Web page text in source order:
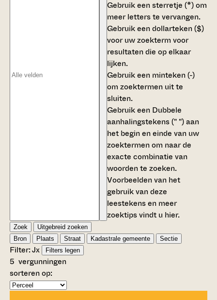
Gebruik eensterretje (*)om
meer letters te vervangen.
Gebruik eendollarteken ($)
voor uw zoekterm voor
resultaten die op elkaar
lijken.
Gebruik een minteken (-)
om zoektermen uit te
sluiten.
Gebruik een Dubbele
aanhalingstekens (" ")aan
het begin en einde van uw
zoektermen om naar de
exacte combinatie van
woorden te zoeken.
Voorbeelden van het
gebruik van deze
leestekens en meer
zoektips vindt u hier.
Zoek
Uitgebreid zoeken
Bron
Plaats Straat Kadastrale gemeente Sectie
Filter:Jx Filters legen
5 vergunningen
sorteren op: